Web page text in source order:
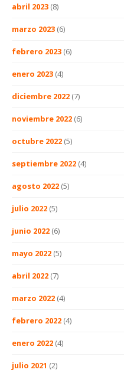
abril 2023 (8)
marzo 2023 (6)
febrero 2023 (6)
enero 2023 (4)
diciembre 2022 (7)
noviembre 2022 (6)
octubre 2022 (5)
septiembre 2022 (4)
agosto 2022 (5)
julio 2022 (5)
junio 2022 (6)
mayo 2022 (5)
abril 2022 (7)
marzo 2022 (4)
febrero 2022 (4)
enero 2022 (4)
julio 2021 (2)